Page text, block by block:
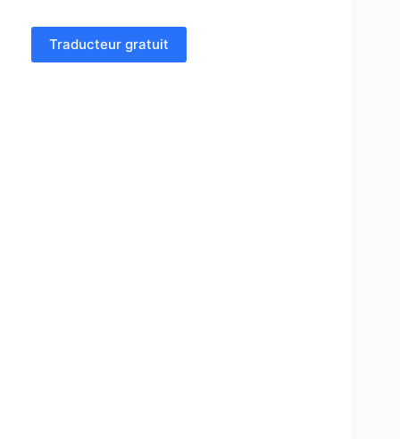
Traducteur gratuit